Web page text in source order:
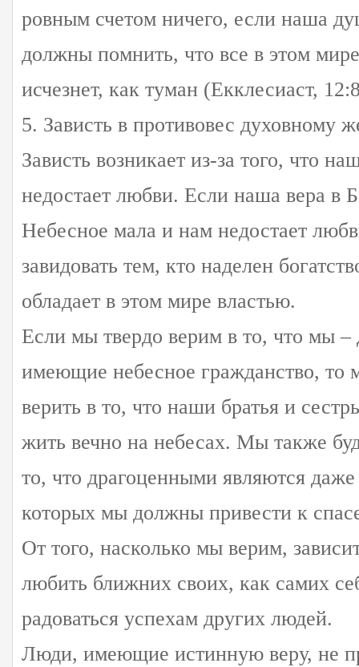
ровным счетом ничего, если наша
должны помнить, что все в этом
исчезнет, как туман (Екклесиаст,
5. Зависть в противовес духовному
Зависть возникает из-за того, что
недостает любви. Если наша вера в
Небесное мала и нам недостает
завидовать тем, кто наделен
обладает в этом мире властью.
Если мы твердо верим в то, что мы –
имеющие небесное гражданство, то
верить в то, что наши братья и
жить вечно на небесах. Мы также
то, что драгоценными являются
которых мы должны привести к
От того, насколько мы верим,
любить ближних своих, как самих
радоваться успехам других людей.
Люди, имеющие истинную веру, не